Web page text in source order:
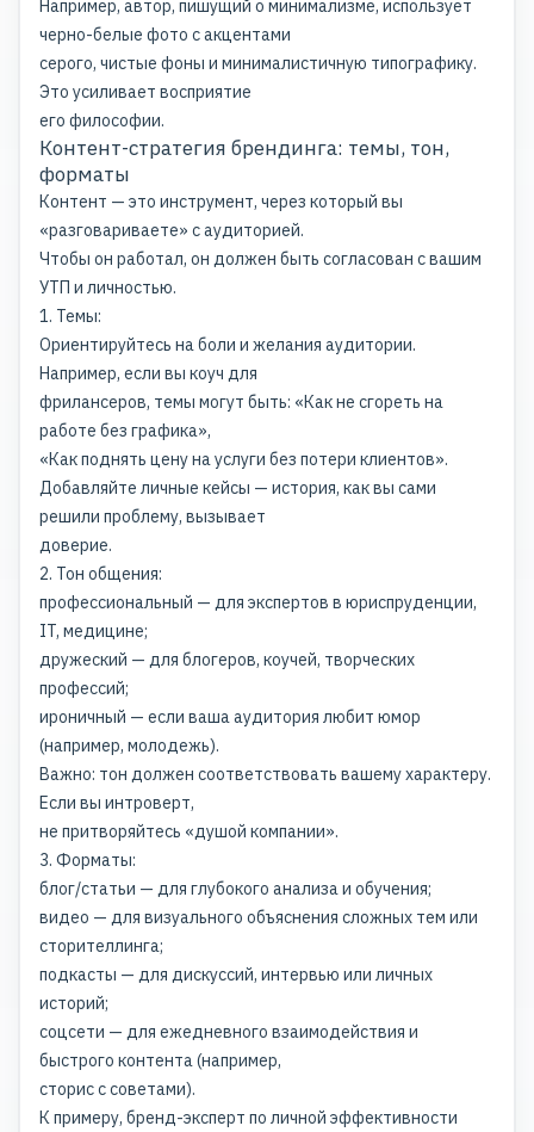
Например, автор, пишущий о минимализме, использует
черно-белые фото с акцентами
серого, чистые фоны и минималистичную типографику.
Это усиливает восприятие
его философии.
Контент-стратегия брендинга: темы, тон,
форматы
Контент — это инструмент, через который вы
«разговариваете» с аудиторией.
Чтобы он работал, он должен быть согласован с вашим
УТП и личностью.
1. Темы:
Ориентируйтесь на боли и желания аудитории.
Например, если вы коуч для
фрилансеров, темы могут быть: «Как не сгореть на
работе без графика»,
«Как поднять цену на услуги без потери клиентов».
Добавляйте личные кейсы — история, как вы сами
решили проблему, вызывает
доверие.
2. Тон общения:
профессиональный — для экспертов в юриспруденции,
IT, медицине;
дружеский — для блогеров, коучей, творческих
профессий;
ироничный — если ваша аудитория любит юмор
(например, молодежь).
Важно: тон должен соответствовать вашему характеру.
Если вы интроверт,
не притворяйтесь «душой компании».
3. Форматы:
блог/статьи — для глубокого анализа и обучения;
видео — для визуального объяснения сложных тем или
сторителлинга;
подкасты — для дискуссий, интервью или личных
историй;
соцсети — для ежедневного взаимодействия и
быстрого контента (например,
сторис с советами).
К примеру, бренд-эксперт по личной эффективности